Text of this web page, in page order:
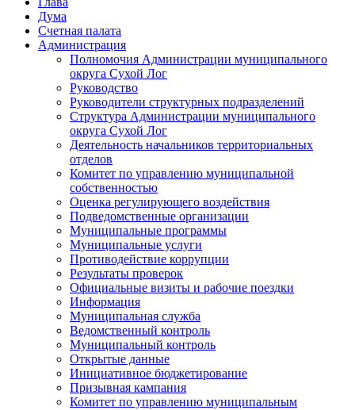
Дума
Счетная палата
Администрация
Полномочия Администрации муниципального
округа Сухой Лог
Руководство
Руководители структурных подразделений
Структура Администрации муниципального
округа Сухой Лог
Деятельность начальников территориальных
отделов
Комитет по управлению муниципальной
собственностью
Оценка регулирующего воздействия
Подведомственные организации
Муниципальные программы
Муниципальные услуги
Противодействие коррупции
Результаты проверок
Официальные визиты и рабочие поездки
Информация
Муниципальная служба
Ведомственный контроль
Муниципальный контроль
Открытые данные
Инициативное бюджетирование
Призывная кампания
Комитет по управлению муниципальным